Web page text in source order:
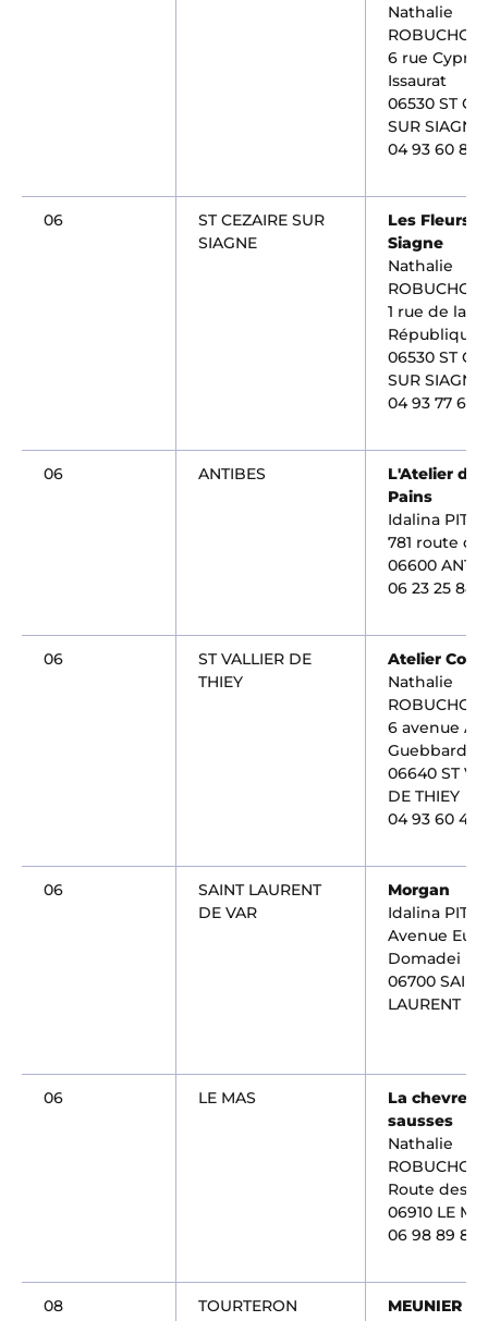
Nathalie
ROBUCHON
6 rue
Issaurat
06530 ST
SUR SIAGNE
04 93 60 87
06
ST CEZAIRE SUR
SIAGNE
Les Fleurs
Siagne
Nathalie
ROBUCHON
1 rue de la
République
06530 ST
SUR SIAGNE
04 93 77 65
06 ANTIBES
L'Atelier des
Pains
Idalina PITA
781 route de
06600
06 23 25 88
06
ST VALLIER DE
THIEY
Atelier
Nathalie
ROBUCHON
6 avenue
Guebbard
06640 ST
DE THIEY
04 93 60 45
06
SAINT LAURENT
DE VAR
Morgan
Idalina PITA
Avenue
Domadei
06700 SAINT
LAURENT
06 LE MAS
La
sausses
Nathalie
ROBUCHON
Route des
06910 LE
06 98 89 85
08 TOURTERON
MEUNIER